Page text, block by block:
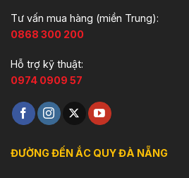
Tư vấn mua hàng (miền Trung):
0868 300 200
Hỗ trợ kỹ thuật:
0974 0909 57
ĐƯỜNG ĐẾN ẮC QUY ĐÀ NẴNG